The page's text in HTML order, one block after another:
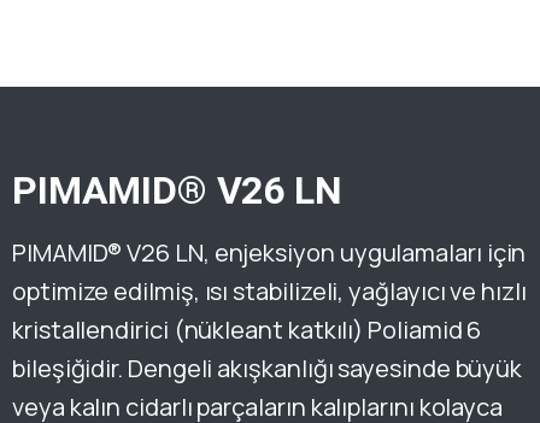
PIMAMID® V26 LN
PIMAMID® V26 LN, enjeksiyon uygulamaları için
optimize edilmiş, ısı stabilizeli, yağlayıcı ve hızlı
kristallendirici (nükleant katkılı) Poliamid 6
bileşiğidir. Dengeli akışkanlığı sayesinde büyük
veya kalın cidarlı parçaların kalıplarını kolayca